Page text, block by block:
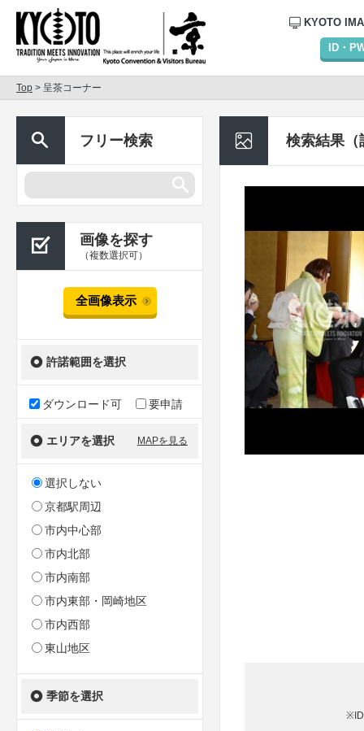
KYOTO
ID・
Top > 呈茶コーナー
フリー検索
画像を探す
（複数選択可）
全画像表示
許諾範囲を選択
ダウンロード可 要申請
エリアを選択 MAPを見る
選択しない
京都駅周辺
市内中心部
市内北部
市内南部
市内東部・岡崎地区
市内西部
東山地区
季節を選択
検索結果（
※ID